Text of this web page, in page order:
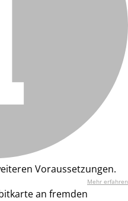
Voraussetzungen.
Mehr erfahren
an fremden